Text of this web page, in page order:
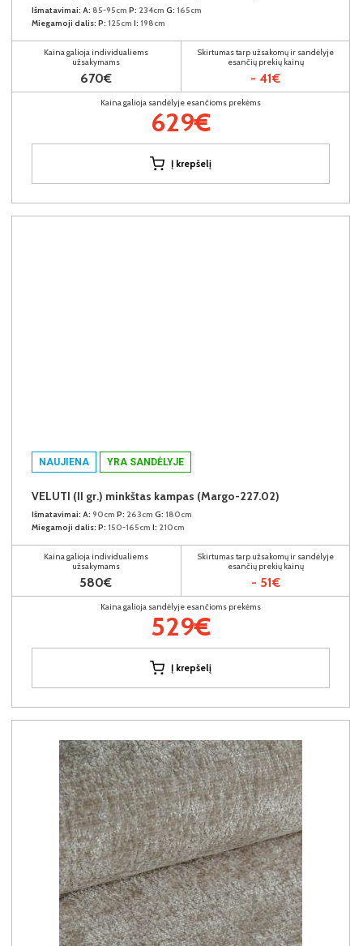
Išmatavimai: A: 85-95cm P: 234cm G: 165cm
Miegamoji dalis: P: 125cm I: 198cm
Kaina galioja individualiems
užsakymams
670€
Skirtumas tarp užsakomų ir sandėlyje
esančių prekių kainų
- 41€
Kaina galioja sandėlyje esančioms prekėms
629€
Į krepšelį
NAUJIENA YRA SANDĖLYJE
VELUTI (II gr.) minkštas kampas (Margo-227.02)
Išmatavimai: A: 90cm P: 263cm G: 180cm
Miegamoji dalis: P: 150-165cm I: 210cm
Kaina galioja individualiems
užsakymams
580€
Skirtumas tarp užsakomų ir sandėlyje
esančių prekių kainų
- 51€
Kaina galioja sandėlyje esančioms prekėms
529€
Į krepšelį